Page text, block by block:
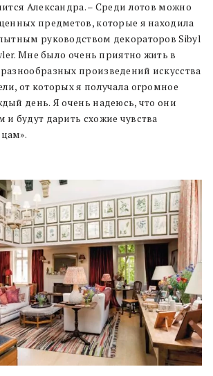
Александра. – Среди лотов можно
предметов, которые я находила
руководством декораторов Sibyl
Мне было очень приятно жить в
произведений искусства
от которых я получала огромное
день. Я очень надеюсь, что они
будут дарить схожие чувства